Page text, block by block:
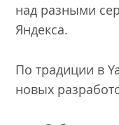
над разными
Яндекса.
По традиции в
новых